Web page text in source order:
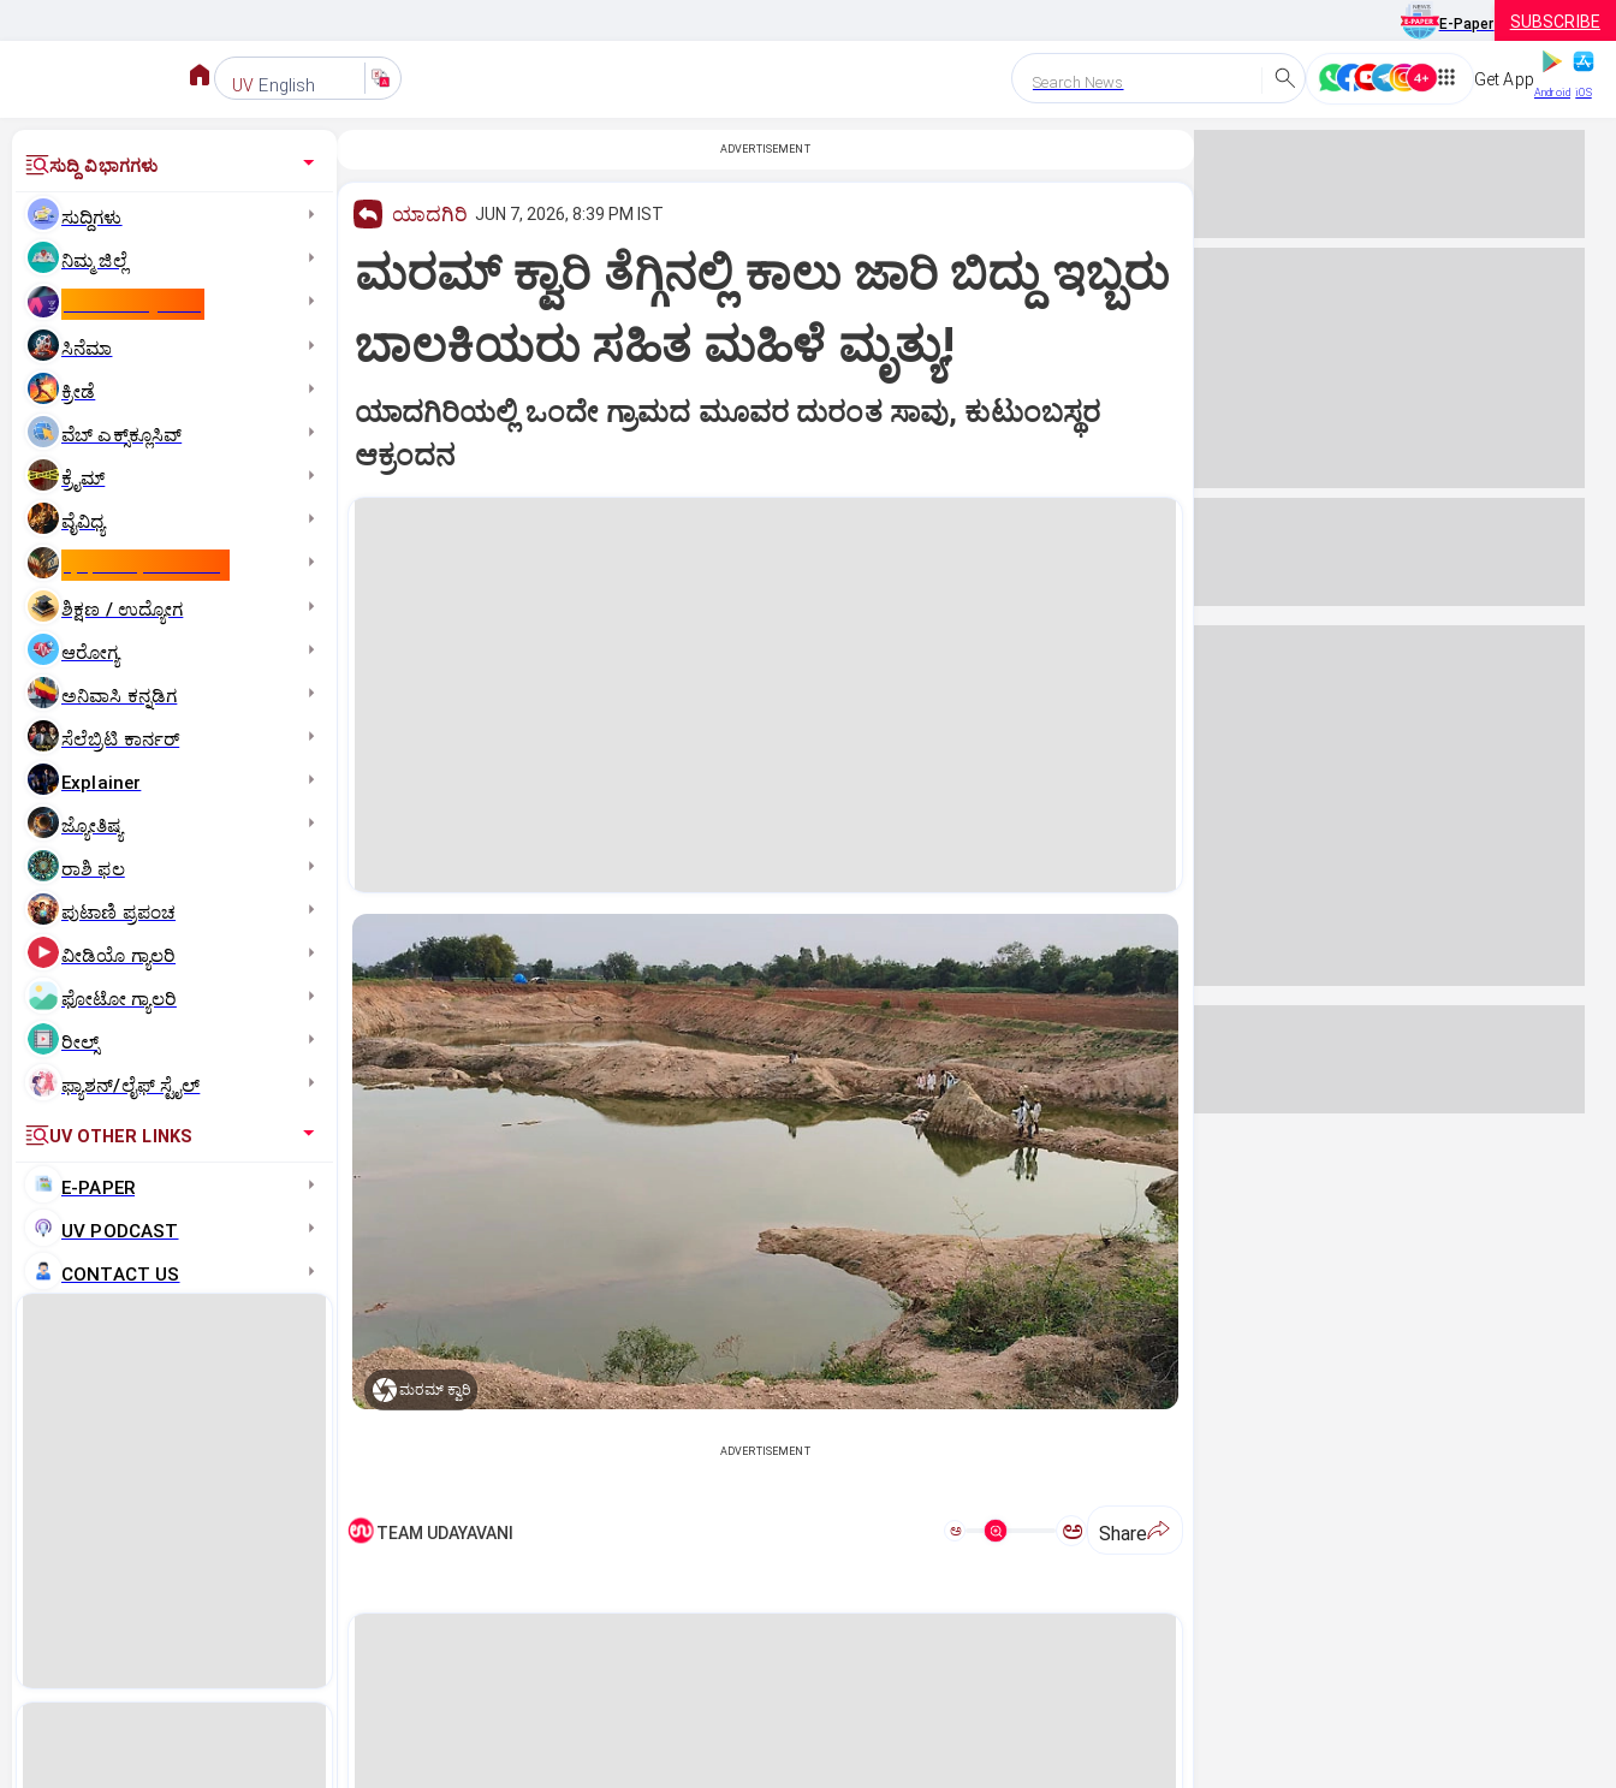
E-Paper SUBSCRIBE
UV English Search News Get App
Android iOS
ಸುದ್ದಿ ವಿಭಾಗಗಳು
ಸುದ್ದಿಗಳು
ನಿಮ್ಮ ಜಿಲ್ಲೆ
ಸಿನೆಮಾ
ಕ್ರೀಡೆ
ವೆಬ್ ಎಕ್ಸ್‌ಕ್ಲೂಸಿವ್
ಕ್ರೈಮ್
ವೈವಿಧ್ಯ
ಶಿಕ್ಷಣ / ಉದ್ಯೋಗ
ಆರೋಗ್ಯ
ಅನಿವಾಸಿ ಕನ್ನಡಿಗ
ಸೆಲೆಬ್ರಿಟಿ ಕಾರ್ನರ್‌
Explainer
ಜ್ಯೋತಿಷ್ಯ
ರಾಶಿ ಫಲ
ಪುಟಾಣಿ ಪ್ರಪಂಚ
ವೀಡಿಯೊ ಗ್ಯಾಲರಿ
ಫೋಟೋ ಗ್ಯಾಲರಿ
ರೀಲ್ಸ್
ಫ್ಯಾಶನ್/ಲೈಫ್‌ ಸ್ಟೈಲ್
UV OTHER LINKS
E-PAPER
UV PODCAST
CONTACT US
ADVERTISEMENT
ಯಾದಗಿರಿ JUN 7, 2026, 8:39 PM IST
ಮರಮ್ ಕ್ವಾರಿ ತೆಗ್ಗಿನಲ್ಲಿ ಕಾಲು ಜಾರಿ ಬಿದ್ದು ಇಬ್ಬರು
ಬಾಲಕಿಯರು ಸಹಿತ ಮಹಿಳೆ ಮೃತ್ಯು!
ಯಾದಗಿರಿಯಲ್ಲಿ ಒಂದೇ ಗ್ರಾಮದ ಮೂವರ ದುರಂತ ಸಾವು, ಕುಟುಂಬಸ್ಥರ
ಆಕ್ರಂದನ
ಮರಮ್ ಕ್ವಾರಿ
ADVERTISEMENT
TEAM UDAYAVANI ಅ ಅ Share